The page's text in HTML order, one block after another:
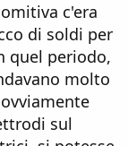
c'era
di soldi per
quel periodo,
molto
sul